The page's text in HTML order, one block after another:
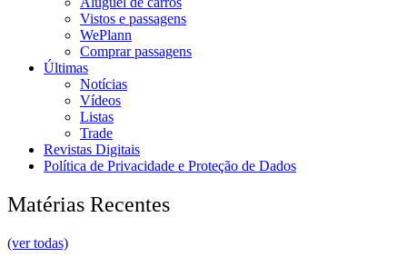
Vistos e passagens
WePlann
Comprar passagens
Últimas
Notícias
Vídeos
Listas
Trade
Revistas Digitais
Política de Privacidade e Proteção de Dados
Matérias Recentes
(ver todas)